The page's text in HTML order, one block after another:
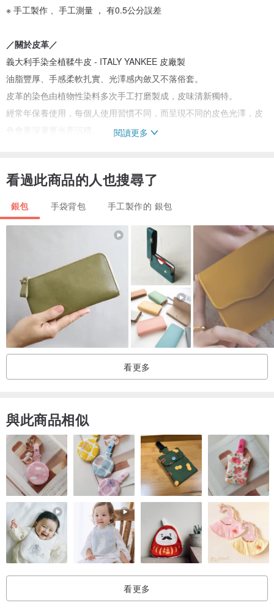
※ 手工製作 、手工測量 ， 有0.5公分誤差
／關於皮革／
義大利手染全植鞣牛皮 - ITALY YANKEE 皮廠製
油脂豐厚、手感柔軟扎實、光澤感內斂又不落俗套。
皮革的染色由植物性染料多次手工打磨製成，皮味清新獨特。
經常年保養使用，每個人使用習慣不同，而呈現不同的皮色光澤，皮
色會更深邃更光亮沉穩。
層，表面留著原始牛皮之紋路，牛頸紋、傷疤、蟲咬，皆是獨一無二
滑順好拉不刮手。
／關於縫線／
選用進口邦迪線，耐磨抗拉扯
／關於刻字／
我們選用的皮革油脂度相當高，保持乾燥是保養皮夾的不二法門，三
個月至半年使用皮革保養油，薄薄一層擦拭即可。
皮革盡量不要碰水、油，若不慎遇水沾濕，請盡速使用乾布擦乾，並
放置通風處陰乾，不可使用吹風機或太陽直射處曬乾，待自然陰乾
後，請再上一層保養油。
我們也有提供免費保養服務，以及五金維修處理，您可以安心使用。
／關於鑑賞期／
※請保持商品全新勿使用，在購買前考慮清楚，也可利用站內信與設計
師詳細溝通後再購買，省下你我的寶貴時間。
閱讀更多
看過此商品的人也搜尋了
銀包 手袋背包 手工製作的 銀包
看更多
與此商品相似
看更多